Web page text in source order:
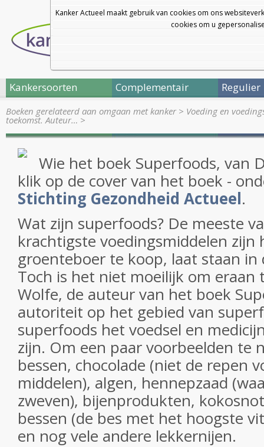
Kanker Actueel maakt gebruik van cookies om ons
cookies om u
Kankersoorten Complementair Regulier
Boeken gerelateerd aan omgaan met kanker> Voeding en
toekomst. Auteur… >
Wie het boek Superfoods, van
klik op de cover van het boek -
Stichting Gezondheid Actueel.
Wat zijn superfoods? De meeste
krachtigste voedingsmiddelen zijn
groenteboer te koop, laat staan
Toch is het niet moeilijk om eraan
Wolfe, de auteur van het boek
autoriteit op het gebied van
superfoods het voedsel en
zijn. Om een paar voorbeelden te
bessen, chocolade (niet de repen
middelen), algen, hennepzaad
zweven), bijenprodukten,
bessen (de bes met het hoogste
en nog vele andere lekkernijen.